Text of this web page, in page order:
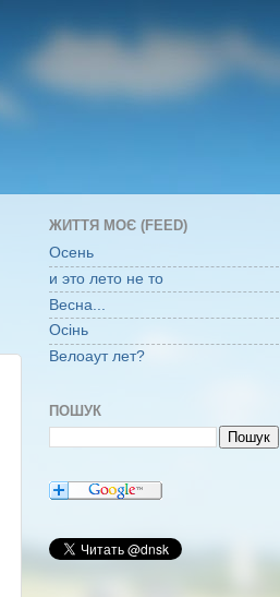
ЖИТТЯ МОЄ (FEED)
Осень
и это лето не то
Весна...
Осінь
Велоаут лет?
ПОШУК